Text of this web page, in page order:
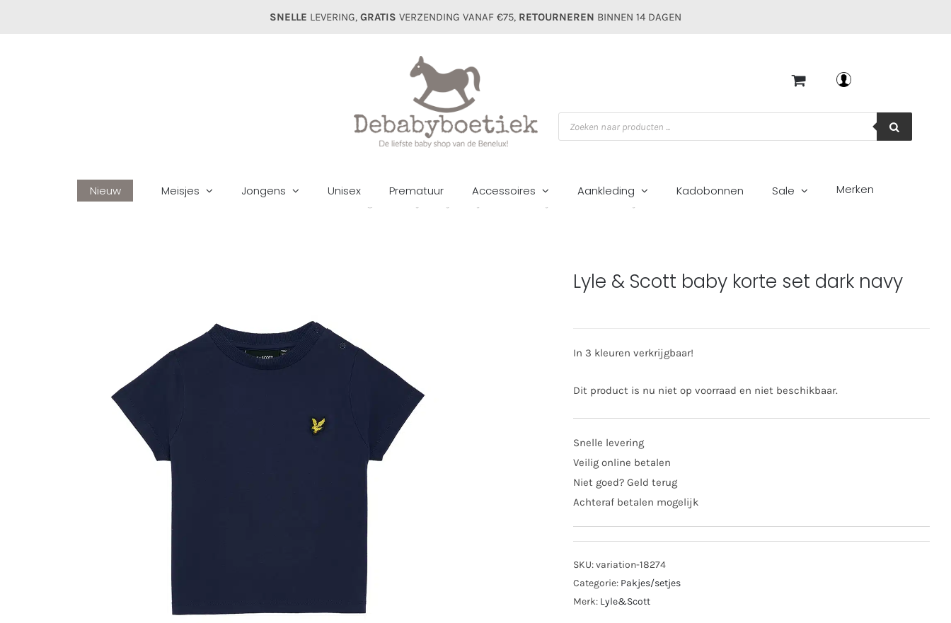
SNELLE LEVERING, GRATIS VERZENDING VANAF €75, RETOURNEREN BINNEN 14 DAGEN
Producten
zoeken
Nieuw Meisjes Jongens Unisex Prematuur Accessoires Aankleding Kadobonnen Sale Merken
Lyle & Scott baby korte set dark navy
In 3 kleuren verkrijgbaar!
Dit product is nu niet op voorraad en niet beschikbaar.
Snelle levering
Veilig online betalen
Niet goed? Geld terug
Achteraf betalen mogelijk
SKU:variation-18274
Categorie: Pakjes/setjes
Merk: Lyle&Scott